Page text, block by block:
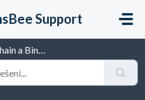
Support
Chain: jsou to samé?